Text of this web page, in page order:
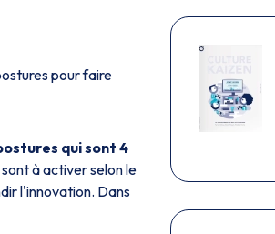
pour faire
qui sont 4
à activer selon le
l'innovation. Dans